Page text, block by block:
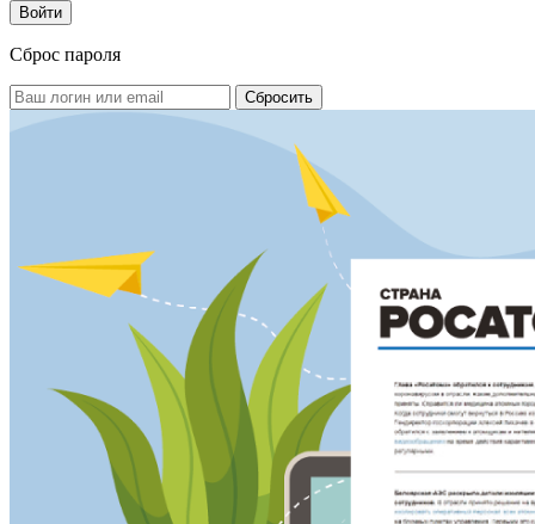
Сброс пароля